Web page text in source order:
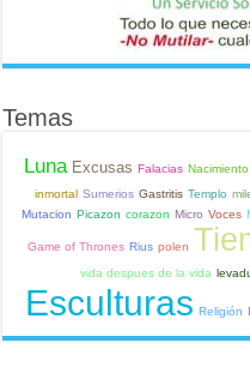
Temas
Luna Excusas Falacias Nacimiento
inmortal Sumerios Gastritis Templo
Mutacion Picazon corazon Micro Voces
Game of Thrones Rius polen
vida despues de la vida
Esculturas Religión